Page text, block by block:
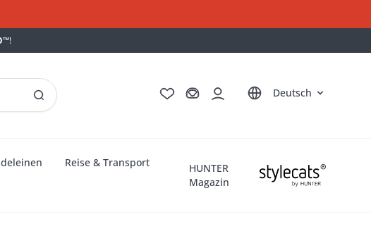
!
English
Français
Italiano
Nederlands
Deutsch
Reise & Transport
HUNTER
Magazin